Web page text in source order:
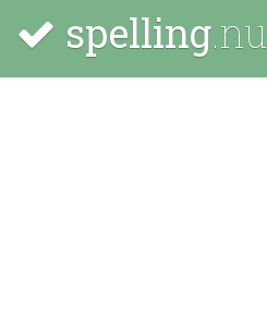
spelling.nu